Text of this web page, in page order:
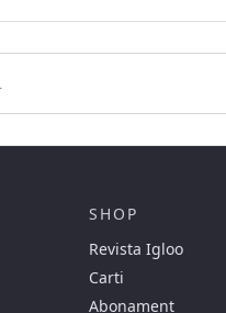
SHOP
Revista Igloo
Carti
Abonament